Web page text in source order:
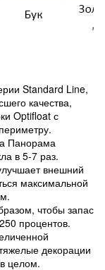
Standard Line,
качества,
Optifloat с
Панорама
в 5-7 раз.
внешний
максимальной
чтобы запас
процентов.
декорации
целом.